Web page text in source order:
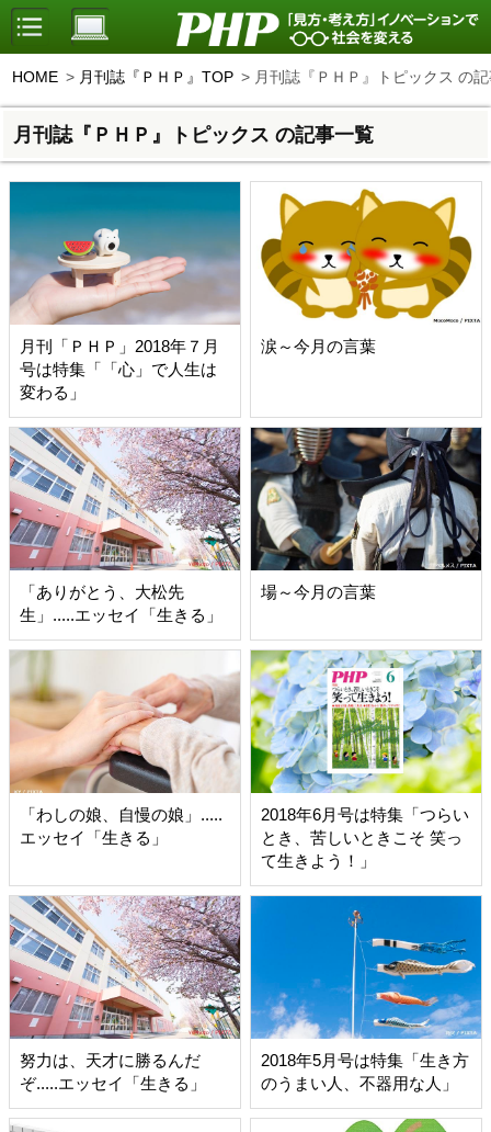
HOME 月刊誌『ＰＨＰ』TOP 月刊誌『ＰＨＰ』トピックス の
月刊誌『ＰＨＰ』トピックス の記事一覧
月刊「ＰＨＰ」2018年７月
号は特集「「心」で人生は
変わる」
涙～今月の言葉
「ありがとう、大松先
生」.....エッセイ「生きる」
場～今月の言葉
「わしの娘、自慢の娘」.....
エッセイ「生きる」
2018年6月号は特集「つらい
とき、苦しいときこそ 笑っ
て生きよう！」
努力は、天才に勝るんだ
ぞ.....エッセイ「生きる」
2018年5月号は特集「生き方
のうまい人、不器用な人」